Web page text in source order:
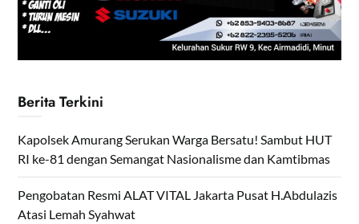
Berita Terkini
Kapolsek Amurang Serukan Warga Bersatu! Sambut HUT
RI ke-81 dengan Semangat Nasionalisme dan Kamtibmas
Pengobatan Resmi ALAT VITAL Jakarta Pusat H.Abdulazis
Atasi Lemah Syahwat